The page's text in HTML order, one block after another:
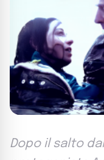
Dopo il salto